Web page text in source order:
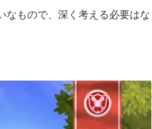
なもので、深く考える必要はな